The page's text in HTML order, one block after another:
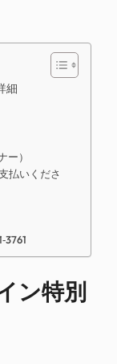
細
ー）
払いくださ
ン特別